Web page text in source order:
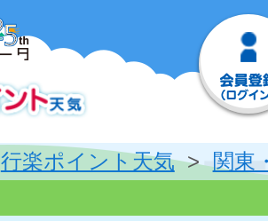
行楽ポイント天気 関東